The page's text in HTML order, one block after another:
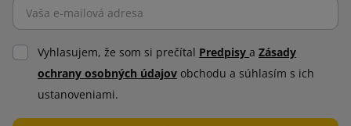
Vyhlasujem, že som si prečítal Predpisy a Zásady
ochrany osobných údajov obchodu a súhlasím s ich
ustanoveniami.